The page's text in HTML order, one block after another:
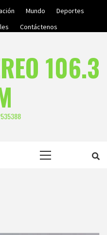
Mundo
Deportes
Contáctenos
106.3